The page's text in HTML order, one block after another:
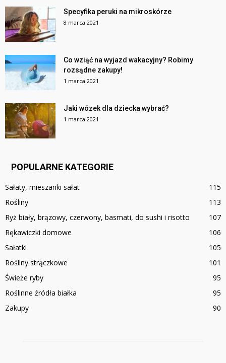
Specyfika peruki na mikroskórze
8 marca 2021
Co wziąć na wyjazd wakacyjny? Robimy
rozsądne zakupy!
1 marca 2021
Jaki wózek dla dziecka wybrać?
1 marca 2021
POPULARNE KATEGORIE
Sałaty, mieszanki sałat
115
Rośliny
113
Ryż biały, brązowy, czerwony, basmati, do sushi i risotto
107
Rękawiczki domowe
106
Sałatki
105
Rośliny strączkowe
101
Świeże ryby
95
Roślinne źródła białka
95
Zakupy
90